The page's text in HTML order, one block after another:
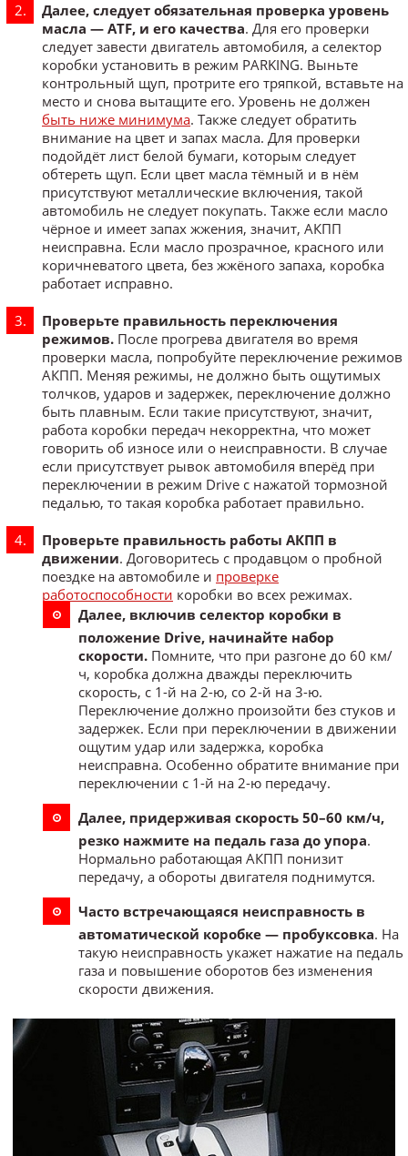
Далее, следует обязательная проверка уровень
масла — ATF, и его качества. Для его проверки
следует завести двигатель автомобиля, а селектор
коробки установить в режим PARKING. Выньте
контрольный щуп, протрите его тряпкой, вставьте на
место и снова вытащите его. Уровень не должен
быть ниже минимума. Также следует обратить
внимание на цвет и запах масла. Для проверки
подойдёт лист белой бумаги, которым следует
обтереть щуп. Если цвет масла тёмный и в нём
присутствуют металлические включения, такой
автомобиль не следует покупать. Также если масло
чёрное и имеет запах жжения, значит, АКПП
неисправна. Если масло прозрачное, красного или
коричневатого цвета, без жжёного запаха, коробка
работает исправно.
Проверьте правильность переключения
режимов. После прогрева двигателя во время
проверки масла, попробуйте переключение режимов
АКПП. Меняя режимы, не должно быть ощутимых
толчков, ударов и задержек, переключение должно
быть плавным. Если такие присутствуют, значит,
работа коробки передач некорректна, что может
говорить об износе или о неисправности. В случае
если присутствует рывок автомобиля вперёд при
переключении в режим Drive с нажатой тормозной
педалью, то такая коробка работает правильно.
Проверьте правильность работы АКПП в
движении. Договоритесь с продавцом о пробной
поездке на автомобиле и проверке
работоспособности коробки во всех режимах.
Далее, включив селектор коробки в
положение Drive, начинайте набор
скорости. Помните, что при разгоне до 60 км/
ч, коробка должна дважды переключить
скорость, с 1-й на 2-ю, со 2-й на 3-ю.
Переключение должно произойти без стуков и
задержек. Если при переключении в движении
ощутим удар или задержка, коробка
неисправна. Особенно обратите внимание при
переключении с 1-й на 2-ю передачу.
Далее, придерживая скорость 50–60 км/ч,
резко нажмите на педаль газа до упора.
Нормально работающая АКПП понизит
передачу, а обороты двигателя поднимутся.
Часто встречающаяся неисправность в
автоматической коробке — пробуксовка. На
такую неисправность укажет нажатие на педаль
газа и повышение оборотов без изменения
скорости движения.